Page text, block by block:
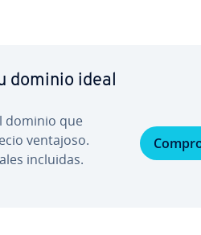
dominio ideal
dominio que
ventajoso.
incluidas.